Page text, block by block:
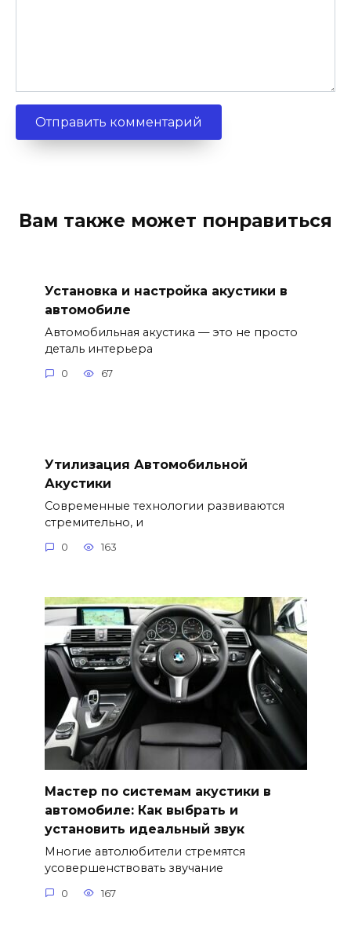
Вам также может понравиться
Установка и настройка акустики в
автомобиле
Автомобильная акустика — это не просто
деталь интерьера
0 67
Утилизация Автомобильной
Акустики
Современные технологии развиваются
стремительно, и
0 163
Мастер по системам акустики в
автомобиле: Как выбрать и
установить идеальный звук
Многие автолюбители стремятся
усовершенствовать звучание
0 167